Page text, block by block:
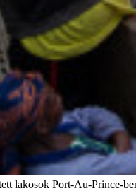
lakosok Port-Au-Prince-